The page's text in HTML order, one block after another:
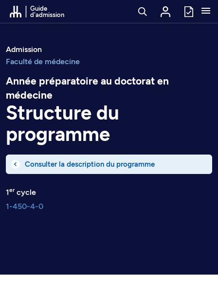
Passer au contenu
Guide
d'admission
Admission
Faculté de médecine
Année préparatoire au doctorat en
médecine
Structure du
programme
Consulter la description du programme
1ercycle
1-450-4-0